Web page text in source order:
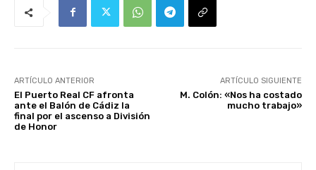
ARTÍCULO ANTERIOR
El Puerto Real CF afronta
ante el Balón de Cádiz la
final por el ascenso a División
de Honor
ARTÍCULO SIGUIENTE
M. Colón: «Nos ha costado
mucho trabajo»